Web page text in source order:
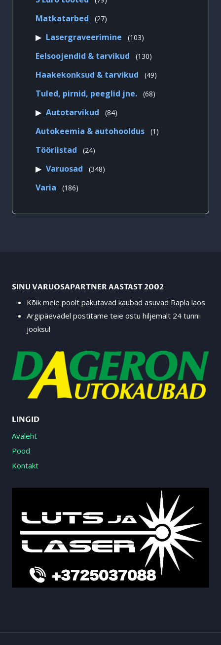
Matkatarbed 2727
Lasergraveerimine 103103
Eelsoojendid & tarvikud 130130
Haakekonksud & tarvikud 4949
Tuled, pirnid, peeglid jne. 6868
Autotarvikud 8484
Autokeemia & autohooldus 1 1
Tööriistad 2424
Varuosad 348348
Varia 186186
SINU VARUOSAPARTNER AASTAST 2002
Kõik meie poolt pakutavad kaubad asuvad Rapla laos
Argipäevadel postitame teie ostu hiljemalt 24 tunni
jooksul
LINGID
Avaleht
Pood
Kontakt